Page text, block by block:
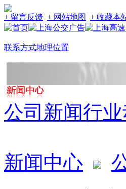
+ 留言反馈 + 网站地图 + 收藏本
联系方式地理位置
公司新闻行
新闻中心